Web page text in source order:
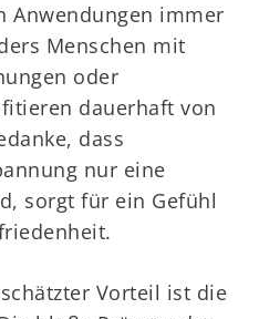
Anwendungen immer
Menschen mit
oder
dauerhaft von
dass
nur eine
sorgt für ein Gefühl
Vorteil ist die